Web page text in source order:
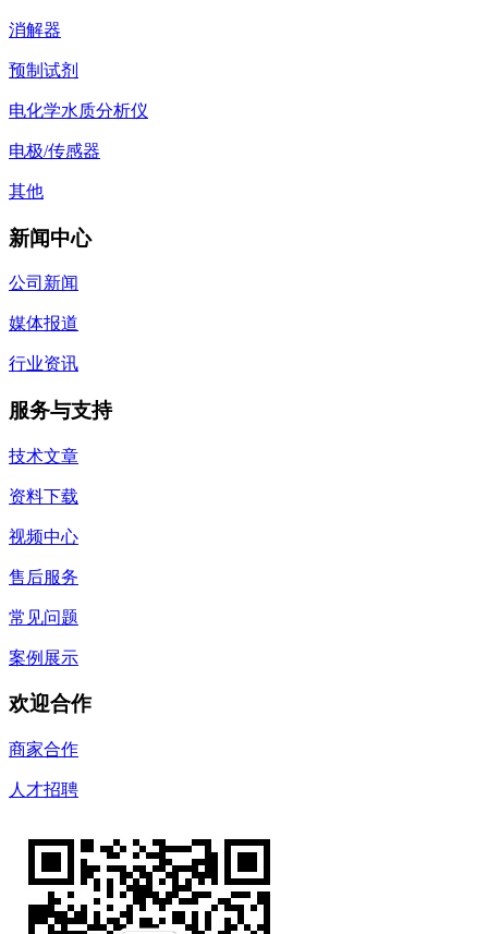
消解器
预制试剂
电化学水质分析仪
电极/传感器
其他
新闻中心
公司新闻
媒体报道
行业资讯
服务与支持
技术文章
资料下载
视频中心
售后服务
常见问题
案例展示
欢迎合作
商家合作
人才招聘